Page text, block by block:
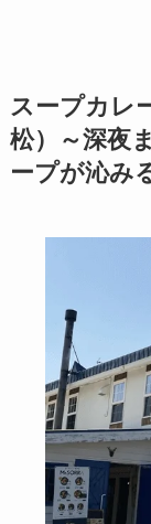
スープカレ
松）～深夜
ープが沁み